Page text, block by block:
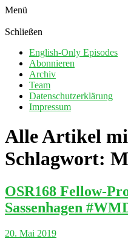
Menü
Schließen
English-Only Episodes
Abonnieren
Archiv
Team
Datenschutzerklärung
Impressum
Alle Artikel
Schlagwort:
OSR168 Fellow-
Sassenhagen
20. Mai 2019